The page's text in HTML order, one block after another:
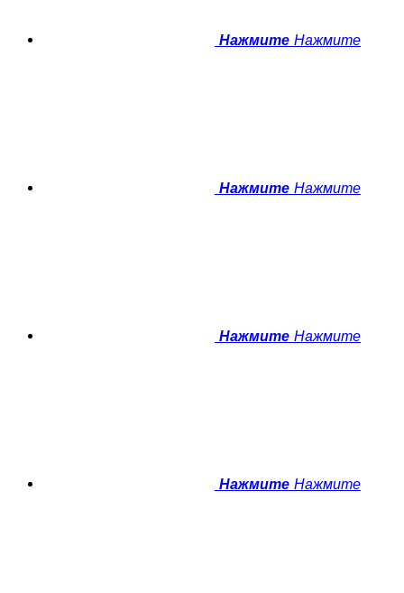
Нажмите Нажмите
Нажмите Нажмите
Нажмите Нажмите
Нажмите Нажмите